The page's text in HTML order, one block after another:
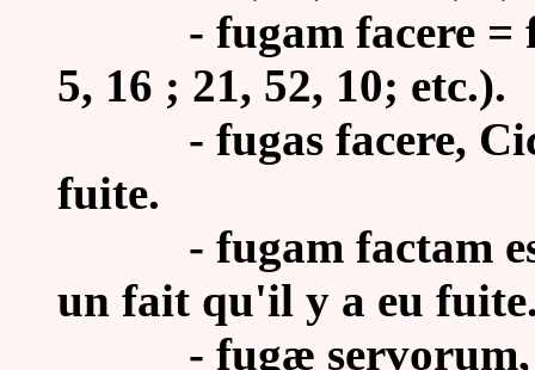
- fugam facere =
5, 16 ; 21, 52, 10; etc.).
- fugas facere, Cic.
fuite.
- fugam factam
un fait qu'il y a eu
- fugæ servorum,